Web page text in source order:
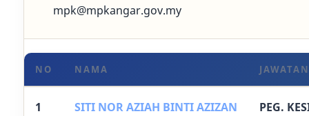
mpk@mpkangar.gov.my
NO NAMA JAWATAN
1 SITI NOR AZIAH BINTI AZIZAN
PEG.